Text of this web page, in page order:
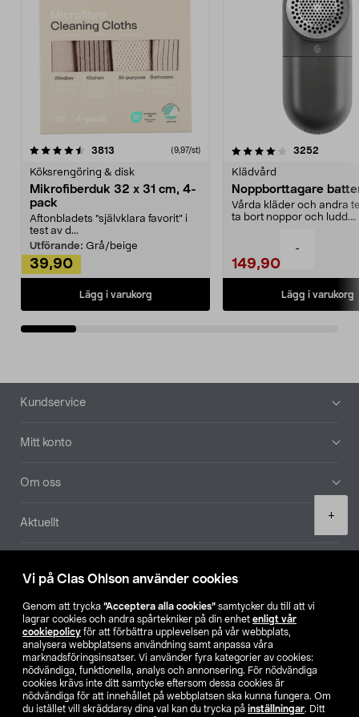
Vi på Clas Ohlson använder cookies
Genom att trycka ”Acceptera alla cookies” samtycker du till att vi
lagrar cookies och andra spårtekniker på din enhet enligt vår
cookiepolicy för att förbättra upplevelsen på vår webbplats,
analysera webbplatsens användning samt anpassa våra
marknadsföringsinsatser. Vi använder fyra kategorier av cookies:
nödvändiga, funktionella, analys och annonsering. För nödvändiga
cookies krävs inte ditt samtycke eftersom dessa cookies är
nödvändiga för att innehållet på webbplatsen ska kunna fungera. Om
du istället vill skräddarsy dina val kan du trycka på inställningar. Ditt
-
+
3813 (9,97/st)
Köksrengöring & disk
Mikrofiberduk 32 x 31 cm, 4-
pack
Aftonbladets "självklara favorit” i
test av d...
Utförande: Grå/beige
39,90
Lägg i varukorg
4.0av 5 stjärnor 3252
Klädvård
Noppborttagare
Vårda kläder och andra
ta bort noppor och ludd.
149,90
Lägg i varukorg
4.5av 5 stjärnor
Sidfot
Kundservice
Mitt konto
Om oss
Aktuellt
Hitta butik
SE NO FI